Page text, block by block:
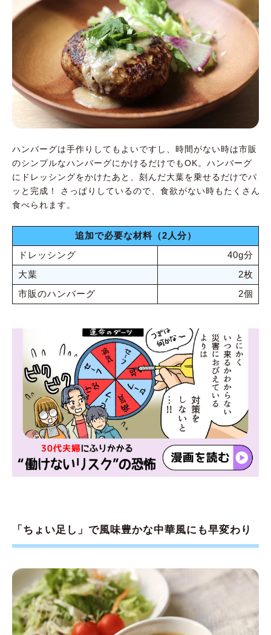
ハンバーグは手作りしてもよいですし、時間がない時は市販
のシンプルなハンバーグにかけるだけでもOK。ハンバーグ
にドレッシングをかけたあと、刻んだ大葉を乗せるだけでパ
ッと完成！ さっぱりしているので、食欲がない時もたくさん
食べられます。
追加で必要な材料（2人分）
ドレッシング
40g分
大葉
2枚
市販のハンバーグ
2個
「ちょい足し」で風味豊かな中華風にも早変わり